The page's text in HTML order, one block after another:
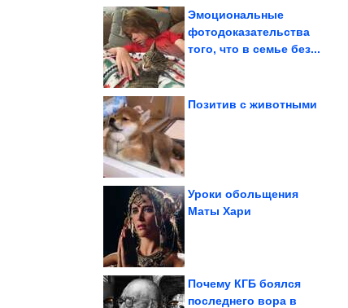
Смехотерапия. Всё для
Эмоциональные
фотодоказательства
того, что в семье без...
Позитив с животными
Уроки обольщения
Маты Хари
Почему КГБ боялся
последнего вора в